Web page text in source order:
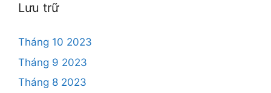
Lưu trữ
Tháng 10 2023
Tháng 9 2023
Tháng 8 2023